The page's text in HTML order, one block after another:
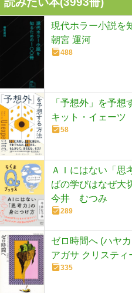
現代ホラー小説を
朝宮 運河
488
「予想外」を予想
キット・イェーツ
58
ＡＩにはない「
ばの学びはなぜ大
今井 むつみ
289
ゼロ時間へ (ハヤ
アガサ クリスティ
335